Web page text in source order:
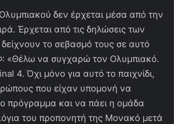
δεν έρχεται μέσα από την
Έρχεται από τις δηλώσεις των
το σεβασμό τους σε αυτό
«Θέλω να συγχαρώ τον Ολυμπιακό.
4. Όχι μόνο για αυτό το παιχνίδι,
που είχαν υπομονή να
πρόγραμμα και να πάει η ομάδα
του προπονητή της Μονακό μετά